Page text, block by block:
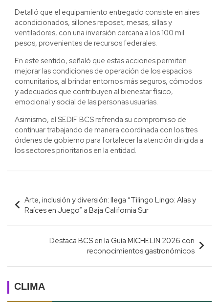
Detalló que el equipamiento entregado consiste en aires
acondicionados, sillones reposet, mesas, sillas y
ventiladores, con una inversión cercana a los 100 mil
pesos, provenientes de recursos federales.
En este sentido, señaló que estas acciones permiten
mejorar las condiciones de operación de los espacios
comunitarios, al brindar entornos más seguros, cómodos
y adecuados que contribuyen al bienestar físico,
emocional y social de las personas usuarias.
Asimismo, el SEDIF BCS refrenda su compromiso de
continuar trabajando de manera coordinada con los tres
órdenes de gobierno para fortalecer la atención dirigida a
los sectores prioritarios en la entidad.
Navegación
de
entradas
Arte, inclusión y diversión: llega “Tilingo Lingo: Alas y
Raíces en Juego” a Baja California Sur
Destaca BCS en la Guía MICHELIN 2026 con
reconocimientos gastronómicos
CLIMA